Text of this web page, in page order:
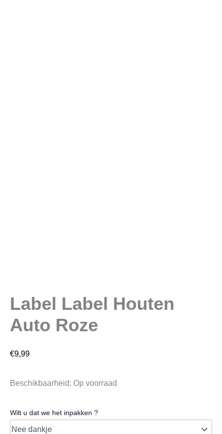
Label Label Houten
Auto Roze
€9,99
Beschikbaarheid: Op voorraad
Wilt u dat we het inpakken ?